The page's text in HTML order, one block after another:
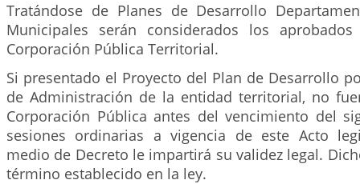
Tratándose de Planes de Desarrollo
Municipales serán considerados los
Corporación Pública Territorial.
Si presentado el Proyecto del Plan de Desarrollo
de Administración de la entidad territorial, no
Corporación Pública antes del vencimiento del
sesiones ordinarias a vigencia de este Acto
medio de Decreto le impartirá su validez legal.
término establecido en la ley.